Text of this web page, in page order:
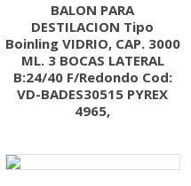
BALON PARA
DESTILACION Tipo
Boinling VIDRIO, CAP. 3000
ML. 3 BOCAS LATERAL
B:24/40 F/Redondo Cod:
VD-BADES30515 PYREX
4965,